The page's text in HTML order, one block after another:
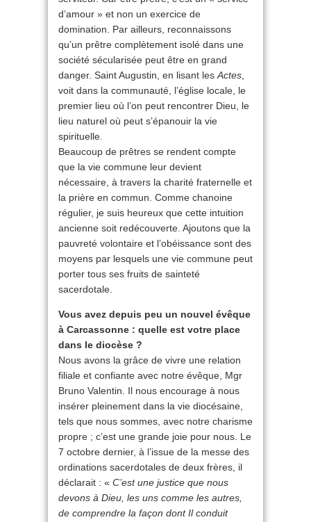
d’amour » et non un exercice de
domination. Par ailleurs, reconnaissons
qu’un prêtre complètement isolé dans une
société sécularisée peut être en grand
danger. Saint Augustin, en lisant les Actes
voit dans la communauté, l’église locale, le
premier lieu où l’on peut rencontrer Dieu, le
lieu naturel où peut s’épanouir la vie
spirituelle.
Beaucoup de prêtres se rendent compte
que la vie commune leur devient
nécessaire, à travers la charité fraternelle et
la prière en commun. Comme chanoine
régulier, je suis heureux que cette intuition
ancienne soit redécouverte. Ajoutons que la
pauvreté volontaire et l’obéissance sont des
moyens par lesquels une vie commune peut
porter tous ses fruits de sainteté
sacerdotale.
Vous avez depuis peu un nouvel évêque
à Carcassonne : quelle est votre place
dans le diocèse ?
Nous avons la grâce de vivre une relation
filiale et confiante avec notre évêque, Mgr
Bruno Valentin. Il nous encourage à nous
insérer pleinement dans la vie diocésaine,
tels que nous sommes, avec notre charisme
propre ; c’est une grande joie pour nous. Le
7 octobre dernier, à l’issue de la messe des
ordinations sacerdotales de deux frères, il
déclarait : « C’est une justice que nous
devons à Dieu, les uns comme les autres,
de comprendre la façon dont Il conduit